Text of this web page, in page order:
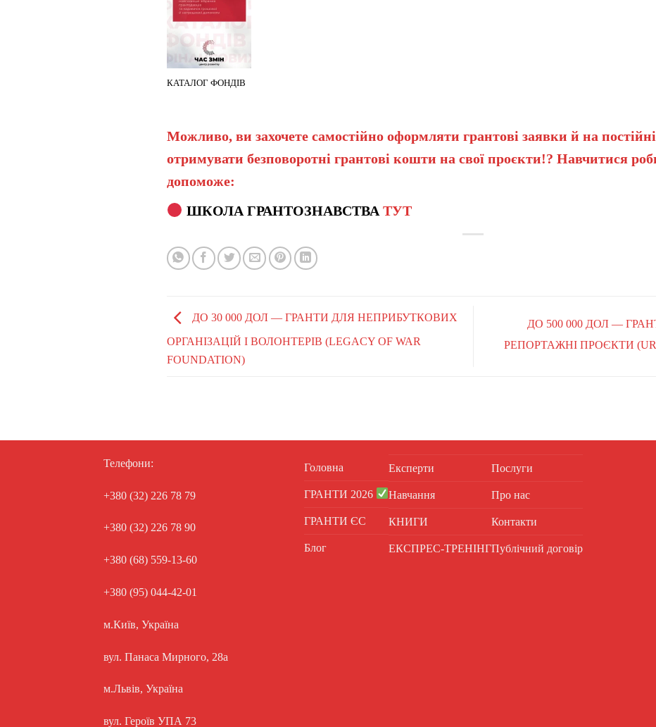
КАТАЛОГ ФОНДІВ
Можливо, ви захочете самостійно оформляти грантові заявки й на
отримувати безповоротні грантові кошти на свої проєкти!? Навчитися
допоможе:
ШКОЛА ГРАНТОЗНАВСТВА ТУТ
ДО 30 000 ДОЛ — ГРАНТИ ДЛЯ НЕПРИБУТКОВИХ
ОРГАНІЗАЦІЙ І ВОЛОНТЕРІВ (LEGACY OF WAR
FOUNDATION)
ДО 500 000 ДОЛ —
РЕПОРТАЖНІ ПРОЄКТИ
Телефони:
+380 (32) 226 78 79
+380 (32) 226 78 90
+380 (68) 559-13-60
+380 (95) 044-42-01
м.Київ, Україна
вул. Панаса Мирного, 28а
м.Львів, Україна
вул. Героїв УПА 73
Головна
ГРАНТИ 2026
ГРАНТИ ЄС
Блог
Експерти
Навчання
КНИГИ
ЕКСПРЕС-ТРЕНІНГ
Послуги
Про нас
Контакти
Публічний договір